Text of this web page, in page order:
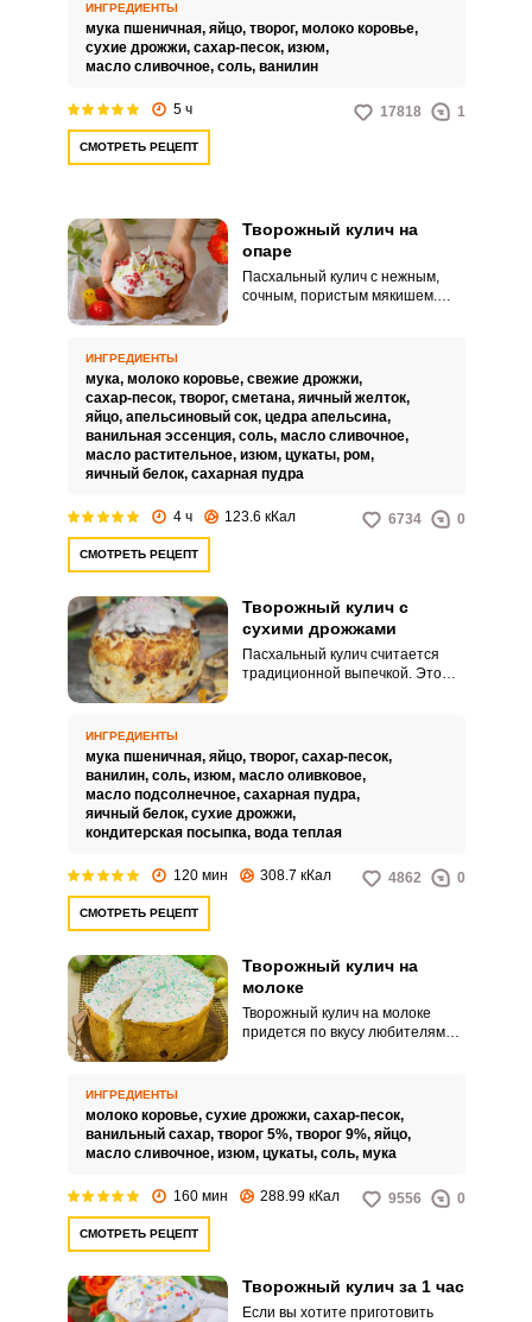
кулич.
ИНГРЕДИЕНТЫ
мука пшеничная, яйцо, творог, молоко коровье,
сухие дрожжи, сахар-песок, изюм,
масло сливочное, соль, ванилин
5 ч 17818 1
СМОТРЕТЬ РЕЦЕПТ
Творожный кулич на
опаре
Пасхальный кулич с нежным,
сочным, пористым мякишем.
изюма – выпечка с таким
составом будет иметь
насыщенный вкус и аппетитный
аромат.
ИНГРЕДИЕНТЫ
мука, молоко коровье, свежие дрожжи,
сахар-песок, творог, сметана, яичный желток,
яйцо, апельсиновый сок, цедра апельсина,
ванильная эссенция, соль, масло сливочное,
масло растительное, изюм, цукаты, ром,
яичный белок, сахарная пудра
4 ч 123.6 кКал 6734 0
СМОТРЕТЬ РЕЦЕПТ
Творожный кулич с
сухими дрожжами
Пасхальный кулич считается
традиционной выпечкой. Это
ИНГРЕДИЕНТЫ
мука пшеничная, яйцо, творог, сахар-песок,
ванилин, соль, изюм, масло оливковое,
масло подсолнечное, сахарная пудра,
яичный белок, сухие дрожжи,
кондитерская посыпка, вода теплая
120 мин 308.7 кКал 4862 0
СМОТРЕТЬ РЕЦЕПТ
Творожный кулич на
молоке
Творожный кулич на молоке
придется по вкусу любителям
цукаты добавят ярких сладких
ноток.
ИНГРЕДИЕНТЫ
молоко коровье, сухие дрожжи, сахар-песок,
ванильный сахар, творог 5%, творог 9%, яйцо,
масло сливочное, изюм, цукаты, соль, мука
160 мин 288.99 кКал 9556 0
СМОТРЕТЬ РЕЦЕПТ
Творожный кулич за 1 час
Если вы хотите приготовить